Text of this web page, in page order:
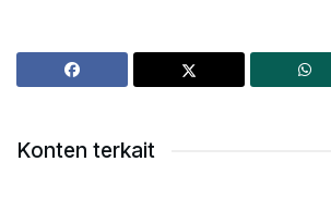
Konten terkait